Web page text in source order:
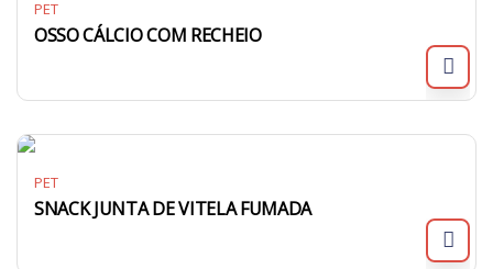
PET
OSSO CÁLCIO COM RECHEIO
PET
SNACK JUNTA DE VITELA FUMADA